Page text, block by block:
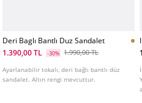
Deri Baglı Bantlı Duz Sandalet
1.390,00 TL
-30% 1.990,00 TL
Ayarlanabilir tokalı, deri bağlı bantlı düz
sandalet. Altın rengi mevcuttur.